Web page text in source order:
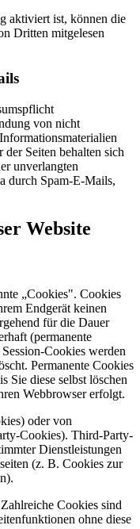
aktiviert ist, können die
Dritten mitgelesen
von nicht
Seiten behalten sich
unverlangten
durch Spam-E-Mails,
Website
„Cookies". Cookies
Endgerät keinen
für die Dauer
(permanente
Cookies werden
Permanente Cookies
Sie diese selbst löschen
Webbrowser erfolgt.
oder von
Cookies). Third-Party-
Dienstleistungen
(z. B. Cookies zur
Cookies sind
ohne diese